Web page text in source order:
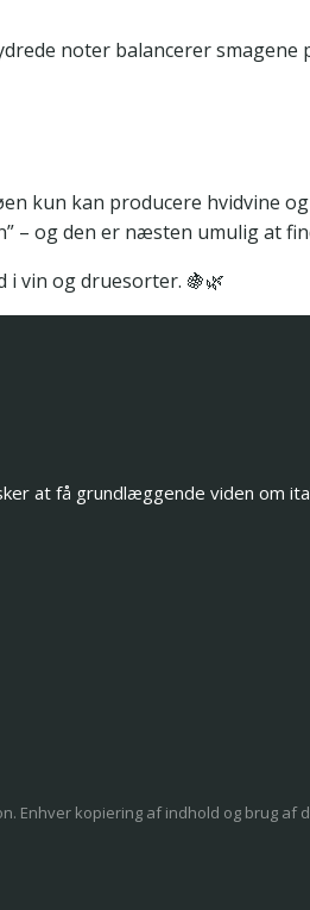
noter balancerer smagene
kun kan producere hvidvine
– og den er næsten umulig at
vin og druesorter. 🍇🌿
at få grundlæggende viden om
kopiering af indhold og brug af